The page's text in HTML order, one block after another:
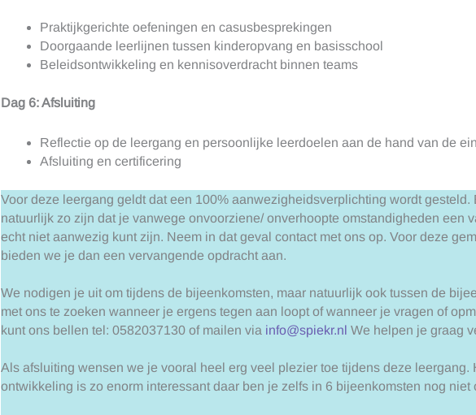
Praktijkgerichte oefeningen en casusbesprekingen
Doorgaande leerlijnen tussen kinderopvang en basisschool
Beleidsontwikkeling en kennisoverdracht binnen teams
Dag 6: Afsluiting
Reflectie op de leergang en persoonlijke leerdoelen aan de hand van de
Afsluiting en certificering
Voor deze leergang geldt dat een 100% aanwezigheidsverplichting wordt gesteld.
natuurlijk zo zijn dat je vanwege onvoorziene/ onverhoopte omstandigheden een
echt niet aanwezig kunt zijn. Neem in dat geval contact met ons op. Voor deze
bieden we je dan een vervangende opdracht aan.
We nodigen je uit om tijdens de bijeenkomsten, maar natuurlijk ook tussen de
met ons te zoeken wanneer je ergens tegen aan loopt of wanneer je vragen of
kunt ons bellen tel: 0582037130 of mailen via info@spiekr.nl We helpen je graag
Als afsluiting wensen we je vooral heel erg veel plezier toe tijdens deze leergang.
ontwikkeling is zo enorm interessant daar ben je zelfs in 6 bijeenkomsten nog niet